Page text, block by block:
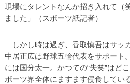
現場にタレントなんか招き入れて（
ました」（スポーツ紙記者）
しかし時は過ぎ、香取慎吾はサッ
中居正広は野球五輪代表をサポート
には国分太一。かつての“失笑”はど
ポーツ界全体にますます侵食している